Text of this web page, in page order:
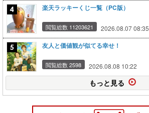
楽天ラッキーくじ一覧（PC版）
閲覧総数 11203621 2026.08.07 08:35
友人と価値観が似てる幸せ！
閲覧総数 2598 2026.08.08 10:22
もっと見る